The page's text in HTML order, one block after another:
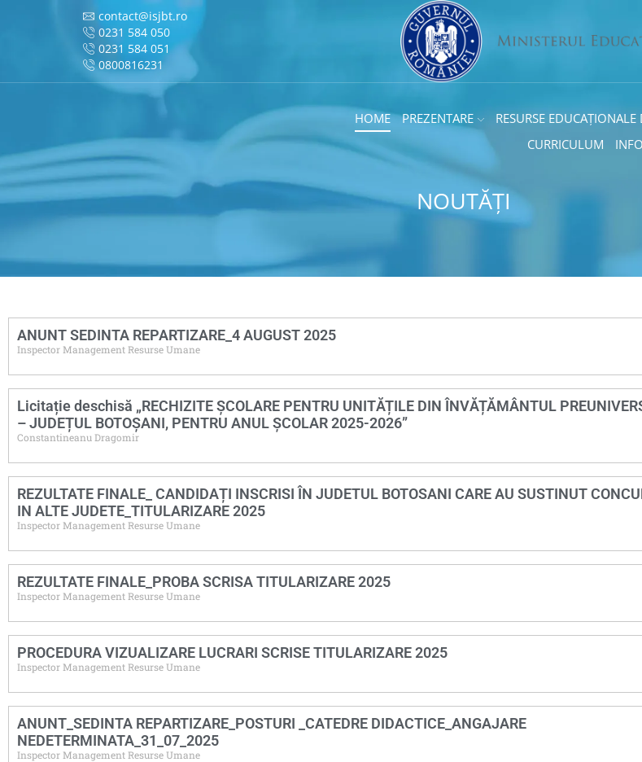
contact@isjbt.ro
0231 584 050
0231 584 051
0800816231
HOME PREZENTARE RESURSE EDUCAȚIONALE
CURRICULUM
NOUTĂȚI
ANUNT SEDINTA REPARTIZARE_4 AUGUST 2025
Inspector Management Resurse Umane
Licitație deschisă „RECHIZITE ȘCOLARE PENTRU UNITĂȚILE DIN ÎNVĂȚĂMÂNTUL
– JUDEȚUL BOTOȘANI, PENTRU ANUL ȘCOLAR 2025-2026”
Constantineanu Dragomir
REZULTATE FINALE_ CANDIDAȚI INSCRISI ÎN JUDETUL BOTOSANI CARE AU SUSTINUT
IN ALTE JUDETE_TITULARIZARE 2025
Inspector Management Resurse Umane
REZULTATE FINALE_PROBA SCRISA TITULARIZARE 2025
Inspector Management Resurse Umane
PROCEDURA VIZUALIZARE LUCRARI SCRISE TITULARIZARE 2025
Inspector Management Resurse Umane
ANUNT_SEDINTA REPARTIZARE_POSTURI _CATEDRE DIDACTICE_ANGAJARE
NEDETERMINATA_31_07_2025
Inspector Management Resurse Umane